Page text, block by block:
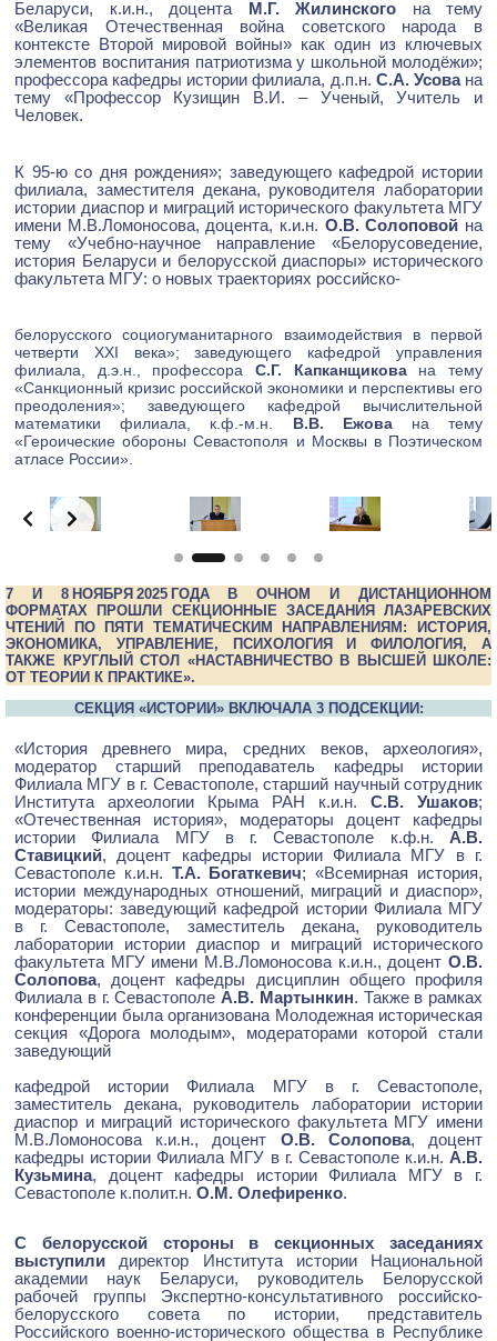
Беларуси, к.и.н., доцента
М.Г. Жилинского на тему
«Великая Отечественная война советского народа в
контексте Второй мировой войны» как один из ключевых
элементов воспитания патриотизма у школьной молодёжи»;
профессора кафедры истории филиала, д.п.н. С.А. Усована
тему «Профессор Кузищин В.И. – Ученый, Учитель и
Человек.
К 95-ю со дня рождения»; заведующего кафедрой истории
филиала, заместителя декана, руководителя лаборатории
истории диаспор и миграций исторического факультета МГУ
имени М.В.Ломоносова, доцента, к.и.н. О.В. Солоповой на
тему «Учебно-научное направление «Белорусоведение,
история Беларуси и белорусской диаспоры» исторического
факультета МГУ: о новых траекториях российско-
белорусского социогуманитарного взаимодействия в первой
четверти XXI века»; заведующего кафедрой управления
филиала, д.э.н., профессора С.Г. Капканщикована тему
«Санкционный кризис российской экономики и перспективы его
преодоления»; заведующего кафедрой вычислительной
математики филиала, к.ф.-м.н. В.В. Ежована тему
«Героические обороны Севастополя и Москвы в Поэтическом
атласе России».
Slide 2 of 4
7 И 8 НОЯБРЯ 2025 ГОДА В ОЧНОМ И ДИСТАНЦИОННОМ
ФОРМАТАХ ПРОШЛИ СЕКЦИОННЫЕ ЗАСЕДАНИЯ ЛАЗАРЕВСКИХ
ЧТЕНИЙ ПО ПЯТИ ТЕМАТИЧЕСКИМ НАПРАВЛЕНИЯМ: ИСТОРИЯ,
ЭКОНОМИКА, УПРАВЛЕНИЕ, ПСИХОЛОГИЯ И ФИЛОЛОГИЯ, А
ТАКЖЕ КРУГЛЫЙ СТОЛ «НАСТАВНИЧЕСТВО В ВЫСШЕЙ ШКОЛЕ:
ОТ ТЕОРИИ К ПРАКТИКЕ».
СЕКЦИЯ «ИСТОРИИ» ВКЛЮЧАЛА 3 ПОДСЕКЦИИ:
«История древнего мира, средних веков, археология»,
модератор старший преподаватель кафедры истории
Филиала МГУ в г. Севастополе, старший научный сотрудник
Института археологии Крыма РАН к.и.н. С.В. Ушаков;
«Отечественная история», модераторы доцент кафедры
истории Филиала МГУ в г. Севастополе к.ф.н. А.В.
Ставицкий, доцент кафедры истории Филиала МГУ в г.
Севастополе к.и.н. Т.А. Богаткевич; «Всемирная история,
истории международных отношений, миграций и диаспор»,
модераторы: заведующий кафедрой истории Филиала МГУ
в г. Севастополе, заместитель декана, руководитель
лаборатории истории диаспор и миграций исторического
факультета МГУ имени М.В.Ломоносова к.и.н., доцент О.В.
Солопова, доцент кафедры дисциплин общего профиля
Филиала в г. Севастополе А.В. Мартынкин. Также в рамках
конференции была организована Молодежная историческая
секция «Дорога молодым», модераторами которой стали
заведующий
кафедрой истории Филиала МГУ в г. Севастополе,
заместитель декана, руководитель лаборатории истории
диаспор и миграций исторического факультета МГУ имени
М.В.Ломоносова к.и.н., доцент О.В. Солопова, доцент
кафедры истории Филиала МГУ в г. Севастополе к.и.н. А.В.
Кузьмина, доцент кафедры истории Филиала МГУ в г.
Севастополе к.полит.н. О.М. Олефиренко.
С белорусской стороны в секционных заседаниях
выступили директор Института истории Национальной
академии наук Беларуси, руководитель Белорусской
рабочей группы Экспертно-консультативного российско-
белорусского совета по истории, представитель
Российского военно-исторического общества в Республике